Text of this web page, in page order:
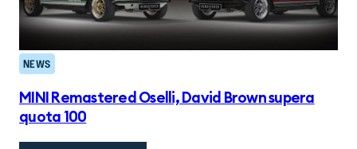
NEWS
MINI Remastered Oselli, David Brown supera
quota 100